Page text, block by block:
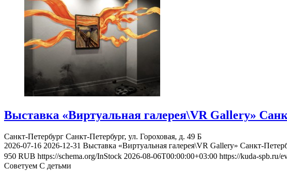
Выставка «Виртуальная галерея\VR Gallery»
Санкт-Петербург Санкт-Петербург, ул. Гороховая, д. 49 Б
2026-07-16 2026-12-31 Выставка «Виртуальная галерея\VR Gallery» Санкт-
950 RUB https://schema.org/InStock 2026-08-06T00:00:00+03:00 https://kuda-spb.ru/
Советуем С детьми